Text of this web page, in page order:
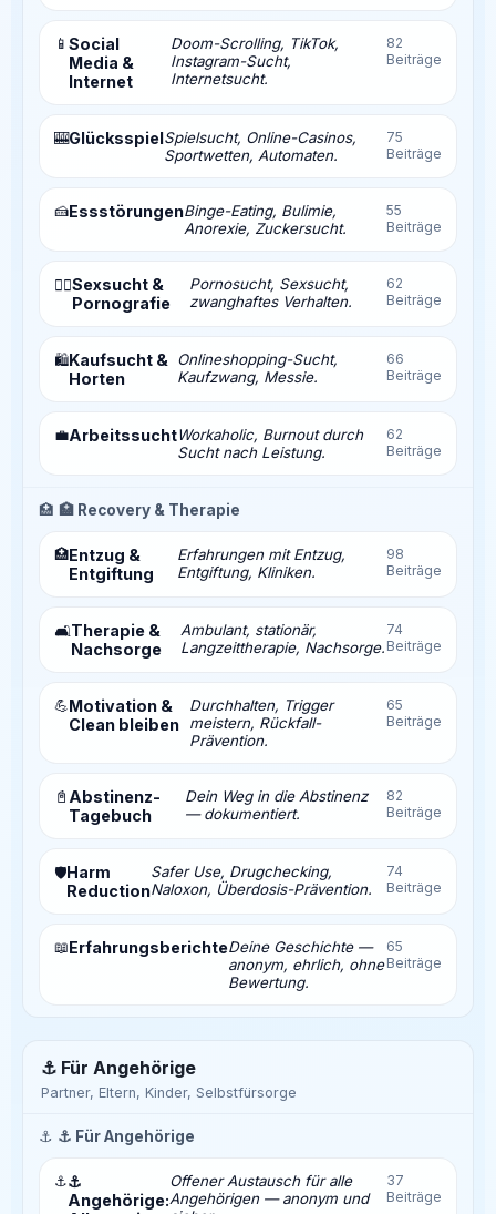
📱 Social
Media &
Internet
Doom-Scrolling, TikTok,
Instagram-Sucht,
Internetsucht.
82
Beiträge
🎰GlücksspielSpielsucht, Online-Casinos,
Sportwetten, Automaten.
75
Beiträge
🍰EssstörungenBinge-Eating, Bulimie,
Anorexie, Zuckersucht.
55
Beiträge
❤️‍🔥Sexsucht &
Pornografie
Pornosucht, Sexsucht,
zwanghaftes Verhalten.
62
Beiträge
🛍️Kaufsucht &
Horten
Onlineshopping-Sucht,
Kaufzwang, Messie.
66
Beiträge
💼ArbeitssuchtWorkaholic, Burnout durch
Sucht nach Leistung.
62
Beiträge
🏥 🏥 Recovery & Therapie
🏥Entzug &
Entgiftung
Erfahrungen mit Entzug,
Entgiftung, Kliniken.
98
Beiträge
🛋️Therapie &
Nachsorge
Ambulant, stationär,
Langzeittherapie, Nachsorge.
74
Beiträge
💪Motivation &
Clean bleiben
Durchhalten, Trigger
meistern, Rückfall-
Prävention.
65
Beiträge
📓 Abstinenz-
Tagebuch
Dein Weg in die Abstinenz
— dokumentiert.
82
Beiträge
🛡️Harm
Reduction
Safer Use, Drugchecking,
Naloxon, Überdosis-Prävention.
74
Beiträge
📖ErfahrungsberichteDeine Geschichte —
anonym, ehrlich, ohne
Bewertung.
65
Beiträge
⚓ Für Angehörige
Partner, Eltern, Kinder, Selbstfürsorge
⚓ ⚓ Für Angehörige
⚓⚓
Angehörige:
Offener Austausch für alle
Angehörigen — anonym und
37
Beiträge